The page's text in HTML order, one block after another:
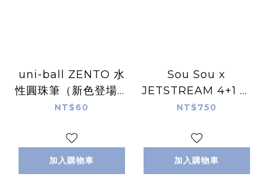
uni-ball ZENTO 水
性圓珠筆（新色登場）
｜日本uni
NT$60
加入購物車
Sou Sou x
JETSTREAM 4+1 多
機能溜溜筆｜日本uni
NT$750
加入購物車